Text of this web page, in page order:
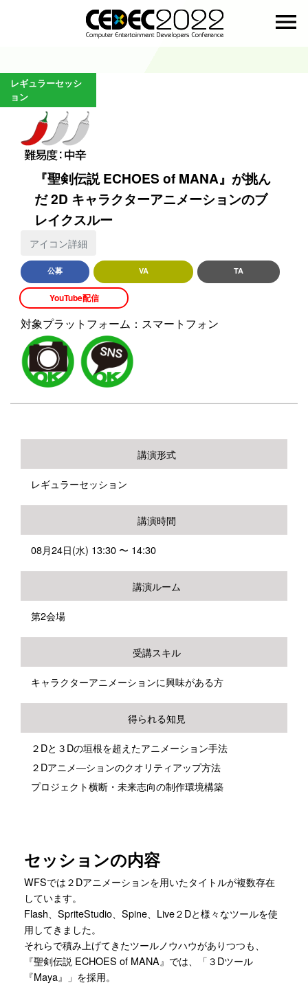
menu
レギュラーセッシ
ョン
『聖剣伝説 ECHOES of MANA』が挑ん
だ 2D キャラクターアニメーションのブ
レイクスルー
アイコン詳細
公募 VA TA
YouTube配信
対象プラットフォーム：スマートフォン
講演形式
レギュラーセッション
講演時間
08月24日(水) 13:30 〜 14:30
講演ルーム
第2会場
受講スキル
キャラクターアニメーションに興味がある方
得られる知見
２Dと３Dの垣根を超えたアニメーション手法
２Dアニメ―ションのクオリティアップ方法
プロジェクト横断・未来志向の制作環境構築
セッションの内容
WFSでは２Dアニメーションを用いたタイトルが複数存在
しています。
Flash、SpriteStudio、Spine、Live２Dと様々なツールを使
用してきました。
それらで積み上げてきたツールノウハウがありつつも、
『聖剣伝説 ECHOES of MANA』では、「３Dツール
『Maya』」を採用。